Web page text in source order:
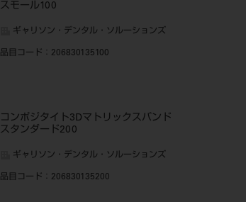
スモール100
ギャリソン・デンタル・ソルーションズ
品目コード ：206830135100
コンポジタイト3Dマトリックスバンド
スタンダード200
ギャリソン・デンタル・ソルーションズ
品目コード ：206830135200